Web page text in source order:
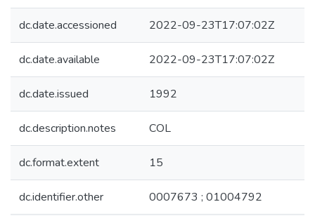
dc.date.accessioned 2022-09-23T17:07:02Z
dc.date.available 2022-09-23T17:07:02Z
dc.date.issued 1992
dc.description.notes COL
dc.format.extent 15
dc.identifier.other 0007673 ; 01004792